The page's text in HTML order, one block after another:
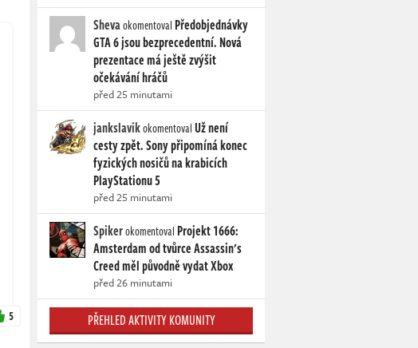
5
Shevaokomentoval Předobjednávky
GTA 6 jsou bezprecedentní. Nová
prezentace má ještě zvýšit
očekávání hráčů
před 25 minutami
jankslavikokomentovalUž není
cesty zpět. Sony připomíná konec
fyzických nosičů na krabicích
PlayStationu 5
před 25 minutami
Spikerokomentoval Projekt 1666:
Amsterdam od tvůrce Assassin's
Creed měl původně vydat Xbox
před 26 minutami
PŘEHLED AKTIVITY KOMUNITY